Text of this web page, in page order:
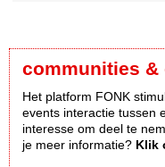
communities &
Het platform FONK
events interactie tussen
interesse om deel te
je meer informatie? Klik